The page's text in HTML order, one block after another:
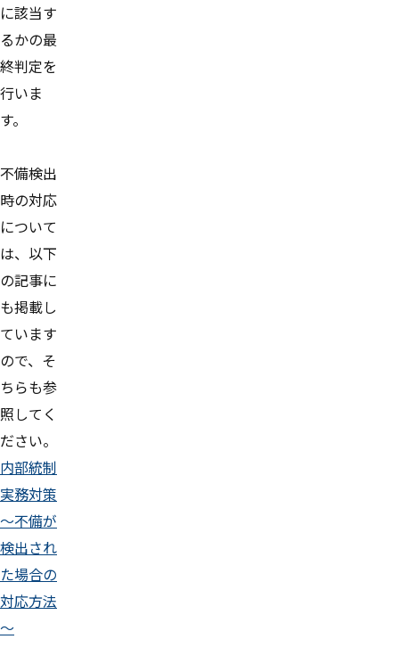
に該当す
るかの最
終判定を
行いま
す。
不備検出
時の対応
について
は、以下
の記事に
も掲載し
ています
ので、そ
ちらも参
照してく
ださい。
内部統制
実務対策
～不備が
検出され
た場合の
対応方法
～